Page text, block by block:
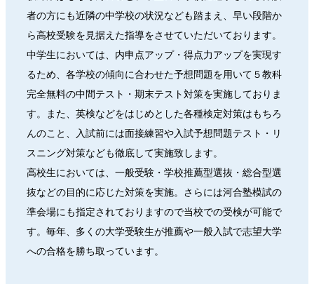
者の方にも近隣の中学校の状況なども踏まえ、早い段階か
ら高校受験を見据えた指導をさせていただいております。
中学生においては、内申点アップ・得点力アップを実現す
るため、各学校の傾向に合わせた予想問題を用いて５教科
完全無料の中間テスト・期末テスト対策を実施しておりま
す。また、英検などをはじめとした各種検定対策はもちろ
んのこと、入試前には面接練習や入試予想問題テスト・リ
スニング対策なども徹底して実施致します。
高校生においては、一般受験・学校推薦型選抜・総合型選
抜などの目的に応じた対策を実施。さらには河合塾模試の
準会場にも指定されておりますので当校での受検が可能で
す。毎年、多くの大学受験生が推薦や一般入試で志望大学
への合格を勝ち取っています。